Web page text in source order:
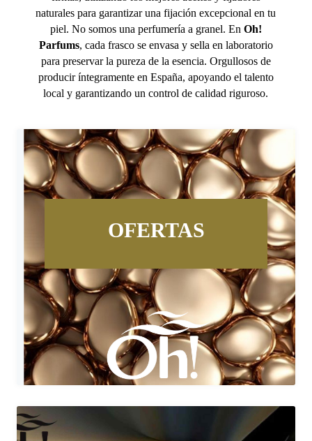
naturales para garantizar una fijación excepcional en tu
piel. No somos una perfumería a granel. En Oh!
Parfums, cada frasco se envasa y sella en laboratorio
para preservar la pureza de la esencia. Orgullosos de
producir íntegramente en España, apoyando el talento
local y garantizando un control de calidad riguroso.
OFERTAS